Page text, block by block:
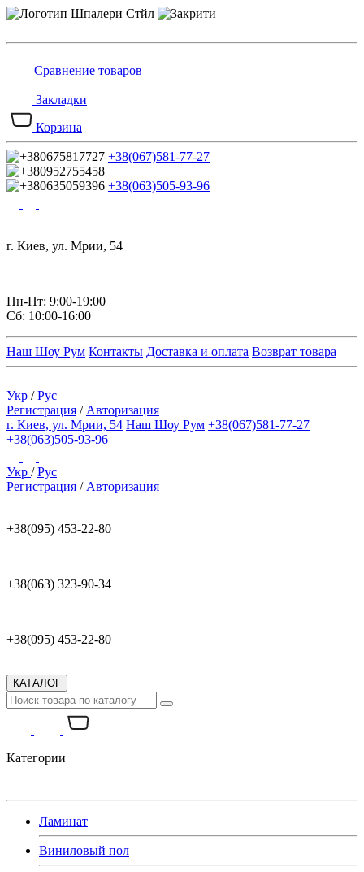
Сравнение товаров
Закладки
Корзина
+38(067)581-77-27
+38(063)505-93-96
г. Киев, ул. Мрии, 54
Пн-Пт: 9:00-19:00
Сб: 10:00-16:00
Наш Шоу Рум Контакты Доставка и оплата Возврат товара
Укр /Рус
Регистрация / Авторизация
г. Киев, ул. Мрии, 54 Наш Шоу Рум +38(067)581-77-27
+38(063)505-93-96
Укр /Рус
Регистрация / Авторизация
+38(095) 453-22-80
+38(063) 323-90-34
+38(095) 453-22-80
КАТАЛОГ
Категории
Ламинат
Виниловый пол